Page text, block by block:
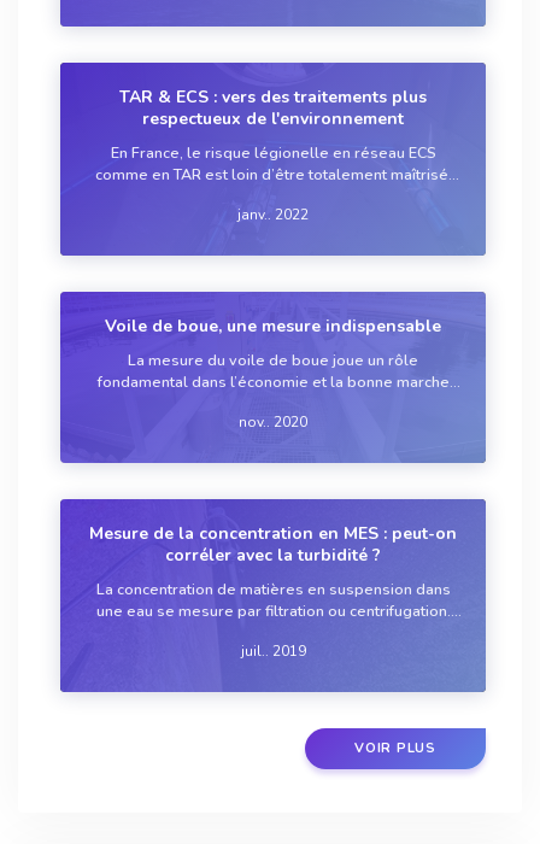
TAR & ECS : vers des traitements plus
respectueux de l'environnement
En France, le risque légionelle en réseau ECS
comme en TAR est loin d’être totalement maîtrisé.
développement de nouvelles stratégies de
janv.. 2022
Voile de boue, une mesure indispensable
La mesure du voile de boue joue un rôle
fondamental dans l’économie et la bonne marche
ultrasons ou en optique. Avantages et inconvénients
nov.. 2020
Mesure de la concentration en MES : peut-on
corréler avec la turbidité ?
La concentration de matières en suspension dans
une eau se mesure par filtration ou centrifugation.
heures. La turbidité, par contre, phénomène optique
juil.. 2019
VOIR PLUS